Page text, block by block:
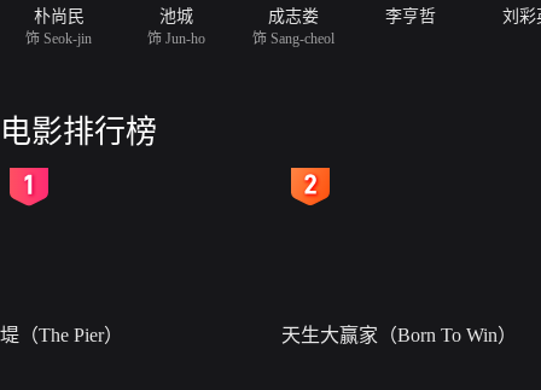
朴尚民
饰 Seok-jin
池城
饰 Jun-ho
成志娄
饰 Sang-cheol
李亨哲 刘彩
电影排行榜
堤（The Pier） 天生大赢家（Born To Win）